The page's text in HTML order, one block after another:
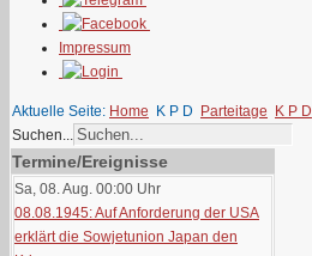
Impressum
Aktuelle Seite: Home K P D Parteitage K P D
Suchen...
Termine/Ereignisse
Sa, 08. Aug. 00:00 Uhr
08.08.1945: Auf Anforderung der USA
erklärt die Sowjetunion Japan den